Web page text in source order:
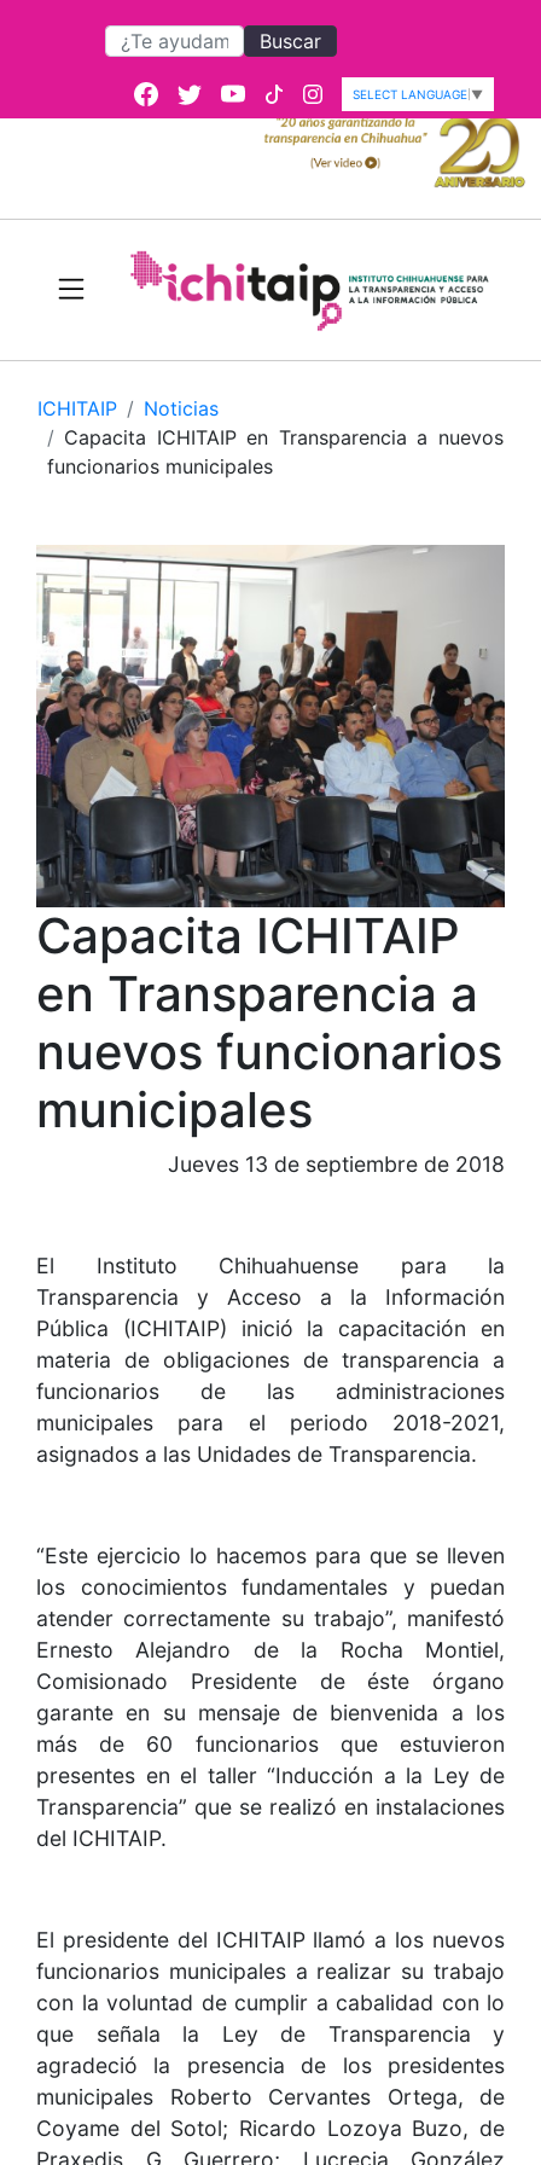
Buscar
SELECT LANGUAGE ▼
ICHITAIP
Noticias
Capacita ICHITAIP en Transparencia a nuevos
funcionarios municipales
Capacita ICHITAIP
en Transparencia a
nuevos funcionarios
municipales
Jueves 13 de septiembre de 2018
El Instituto Chihuahuense para la
Transparencia y Acceso a la Información
Pública (ICHITAIP) inició la capacitación en
materia de obligaciones de transparencia a
funcionarios de las administraciones
municipales para el periodo 2018-2021,
asignados a las Unidades de Transparencia.
“Este ejercicio lo hacemos para que se lleven
los conocimientos fundamentales y puedan
atender correctamente su trabajo”, manifestó
Ernesto Alejandro de la Rocha Montiel,
Comisionado Presidente de éste órgano
garante en su mensaje de bienvenida a los
más de 60 funcionarios que estuvieron
presentes en el taller “Inducción a la Ley de
Transparencia” que se realizó en instalaciones
del ICHITAIP.
El presidente del ICHITAIP llamó a los nuevos
funcionarios municipales a realizar su trabajo
con la voluntad de cumplir a cabalidad con lo
que señala la Ley de Transparencia y
agradeció la presencia de los presidentes
municipales Roberto Cervantes Ortega, de
Coyame del Sotol; Ricardo Lozoya Buzo, de
Praxedis G Guerrero; Lucrecia González